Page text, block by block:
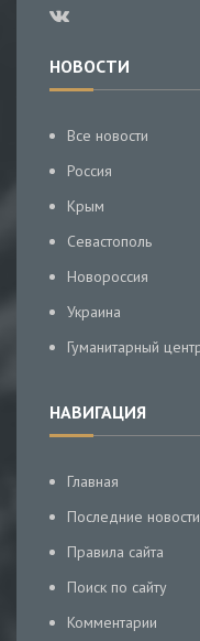
НОВОСТИ
Все новости
Россия
Крым
Севастополь
Новороссия
Украина
Гуманитарный
НАВИГАЦИЯ
Главная
Последние новости
Правила сайта
Поиск по сайту
Комментарии